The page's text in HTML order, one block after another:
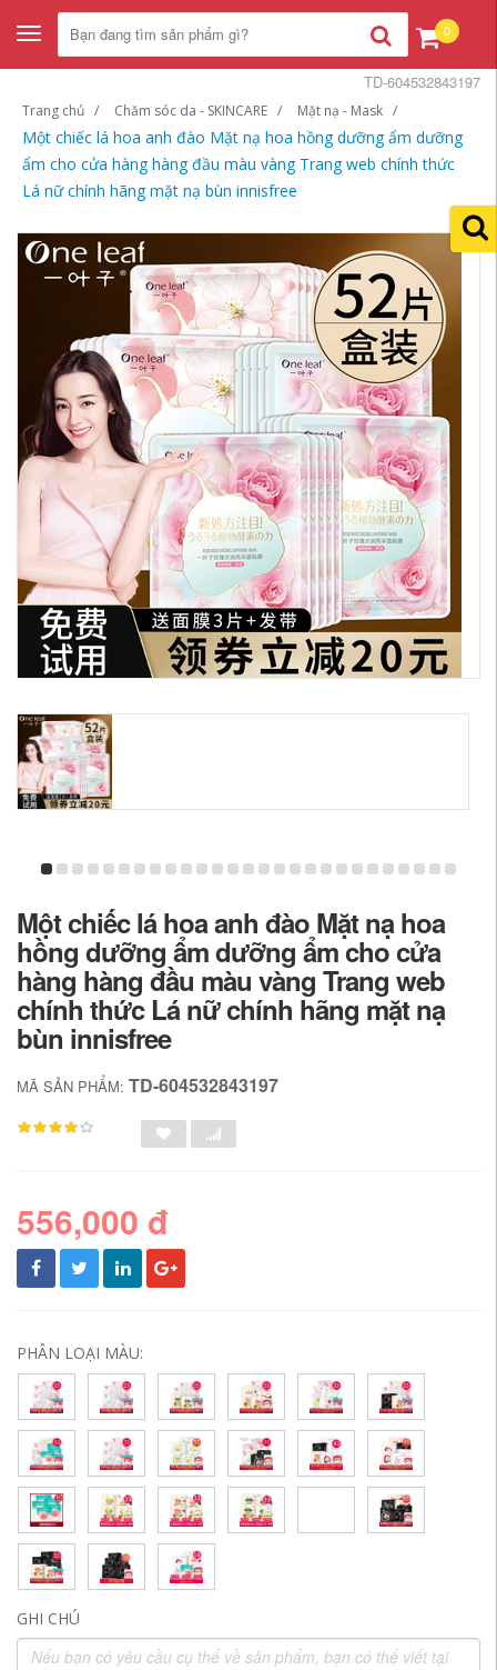
Toggle
navigation
0
Trang chủ Chăm sóc da - SKINCARE Mặt nạ - Mask
Một chiếc lá hoa anh đào Mặt nạ hoa hồng dưỡng ẩm dưỡng
ẩm cho cửa hàng hàng đầu màu vàng Trang web chính thức
Lá nữ chính hãng mặt nạ bùn innisfree
TD-604532843197
Một chiếc lá hoa anh đào Mặt nạ hoa
hồng dưỡng ẩm dưỡng ẩm cho cửa
hàng hàng đầu màu vàng Trang web
chính thức Lá nữ chính hãng mặt nạ
bùn innisfree
MÃ SẢN PHẨM: TD-604532843197
556,000 đ
PHÂN LOẠI MÀU:
GHI CHÚ